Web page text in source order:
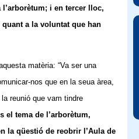
i en tercer lloc,
a la voluntat que han
matèria: “Va ser una
nos que en la seua àrea,
reunió que vam tindre
el tema de l’arborètum,
la qüestió de reobrir l’Aula de